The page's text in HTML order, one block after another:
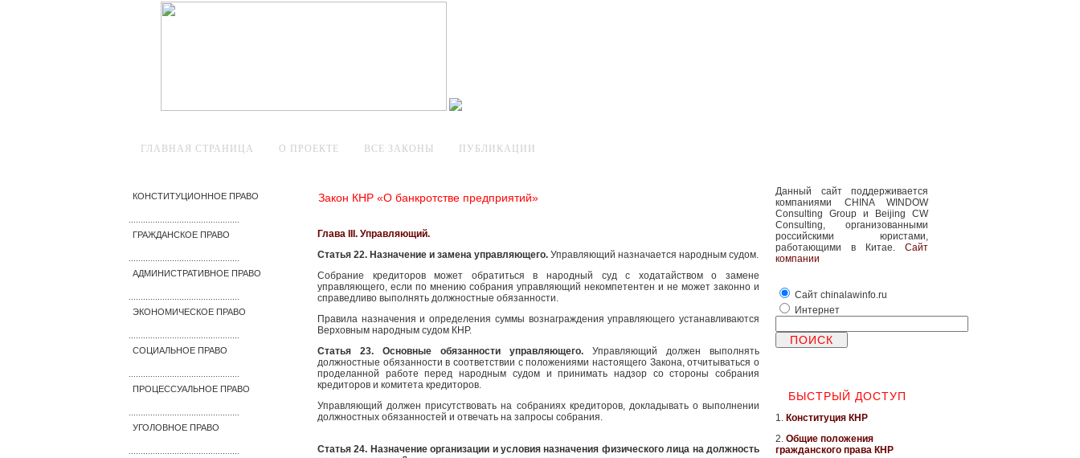
ГЛАВНАЯ СТРАНИЦА О ПРОЕКТЕ ВСЕ ЗАКОНЫ ПУБЛИКАЦИИ
КОНСТИТУЦИОННОЕ ПРАВО
ГРАЖДАНСКОЕ ПРАВО
АДМИНИСТРАТИВНОЕ ПРАВО
ЭКОНОМИЧЕСКОЕ ПРАВО
СОЦИАЛЬНОЕ ПРАВО
ПРОЦЕССУАЛЬНОЕ ПРАВО
УГОЛОВНОЕ ПРАВО
Закон КНР «О банкротстве предприятий»
Глава III. Управляющий.
Статья 22. Назначение и замена управляющего. Управляющий назначается народным судом.
Собрание кредиторов может обратиться в народный суд с ходатайством о замене
управляющего, если по мнению собрания управляющий некомпетентен и не может законно и
справедливо выполнять должностные обязанности.
Правила назначения и определения суммы вознаграждения управляющего устанавливаются
Верховным народным судом КНР.
Статья 23. Основные обязанности управляющего. Управляющий должен выполнять
должностные обязанности в соответствии с положениями настоящего Закона, отчитываться о
проделанной работе перед народным судом и принимать надзор со стороны собрания
кредиторов и комитета кредиторов.
Управляющий должен присутствовать на собраниях кредиторов, докладывать о выполнении
должностных обязанностей и отвечать на запросы собрания.
Статья 24. Назначение организации и условия назначения физического лица на должность
Данный сайт поддерживается
компаниями CHINA WINDOW
Consulting Group и Beijing CW
Consulting, организованными
российскими юристами,
работающими в Китае. Сайт
компании
Сайт chinalawinfo.ru
Интернет
БЫСТРЫЙ ДОСТУП
1. Конституция КНР
2. Общие положения
гражданского права КНР